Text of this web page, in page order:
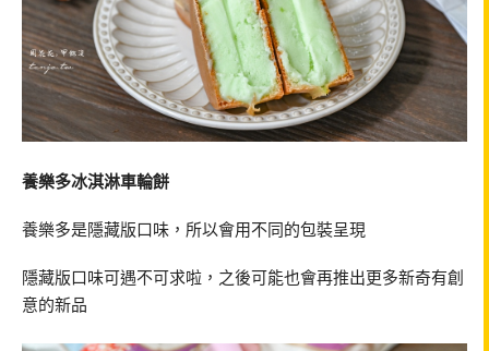
養樂多冰淇淋車輪餅
養樂多是隱藏版口味，所以會用不同的包裝呈現
隱藏版口味可遇不可求啦，之後可能也會再推出更多新奇有創
意的新品